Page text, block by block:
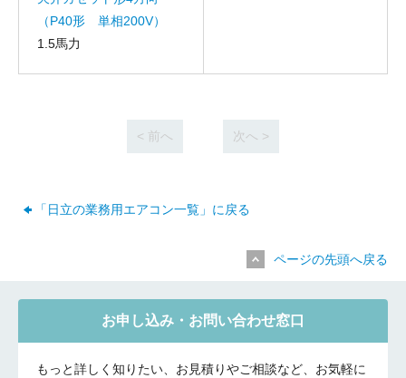
（P40形 単相200V）
1.5馬力
< 前へ 次へ >
「日立の業務用エアコン一覧」に戻る
ページの先頭へ戻る
お申し込み・お問い合わせ窓口
もっと詳しく知りたい、お見積りやご相談など、お気軽に